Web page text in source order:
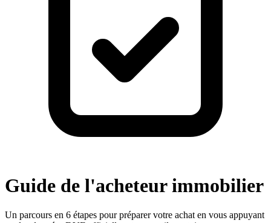
Guide de l'acheteur immobilier
Un parcours en 6 étapes pour préparer votre achat en vous appuyant